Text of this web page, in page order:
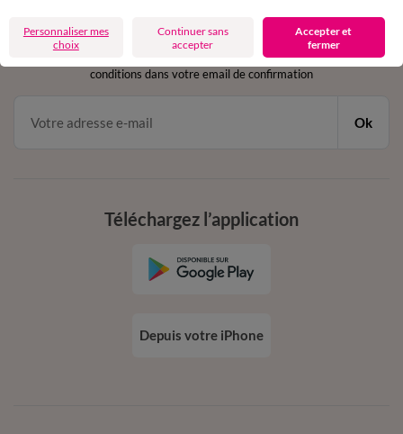
en vous inscrivant à la newsletter
conditions dans votre email de confirmation
Ok
Téléchargez l’application
Depuis votre iPhone
Personnaliser mes
choix
Continuer sans
accepter
Accepter et
fermer